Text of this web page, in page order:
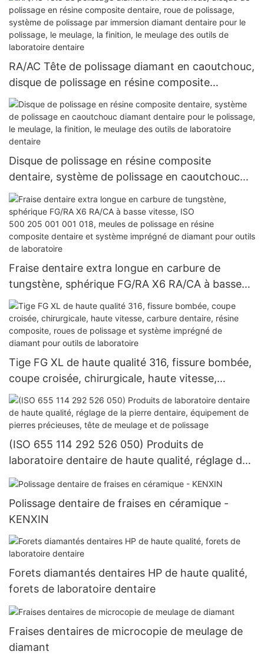
pour le polissage, le meulage, la finition, le
meulage des outils de laboratoire dentaire
RA/AC Tête de polissage diamant en caoutchouc,
disque de polissage en résine composite
dentaire, roue de polissage, système de
polissage par immersion diamant dentaire pour le
polissage, le meulage, la finition, le meulage des
outils de laboratoire dentaire
Disque de polissage en résine composite
dentaire, système de polissage en caoutchouc
diamant dentaire pour le polissage, le meulage, la
finition, le meulage des outils de laboratoire
dentaire
Fraise dentaire extra longue en carbure de
tungstène, sphérique FG/RA X6 RA/CA à basse
vitesse, ISO 500 205 001 001 018, meules de
polissage en résine composite dentaire et
système imprégné de diamant pour outils de
laboratoire
Tige FG XL de haute qualité 316, fissure bombée,
coupe croisée, chirurgicale, haute vitesse,
carbure dentaire, résine composite, roues de
polissage et système imprégné de diamant pour
outils de laboratoire
(ISO 655 114 292 526 050) Produits de
laboratoire dentaire de haute qualité, réglage de
la pierre dentaire, équipement de pierres
précieuses, tête de meulage et de polissage
Polissage dentaire de fraises en céramique -
KENXIN
Forets diamantés dentaires HP de haute qualité,
forets de laboratoire dentaire
Fraises dentaires de microcopie de meulage de
diamant